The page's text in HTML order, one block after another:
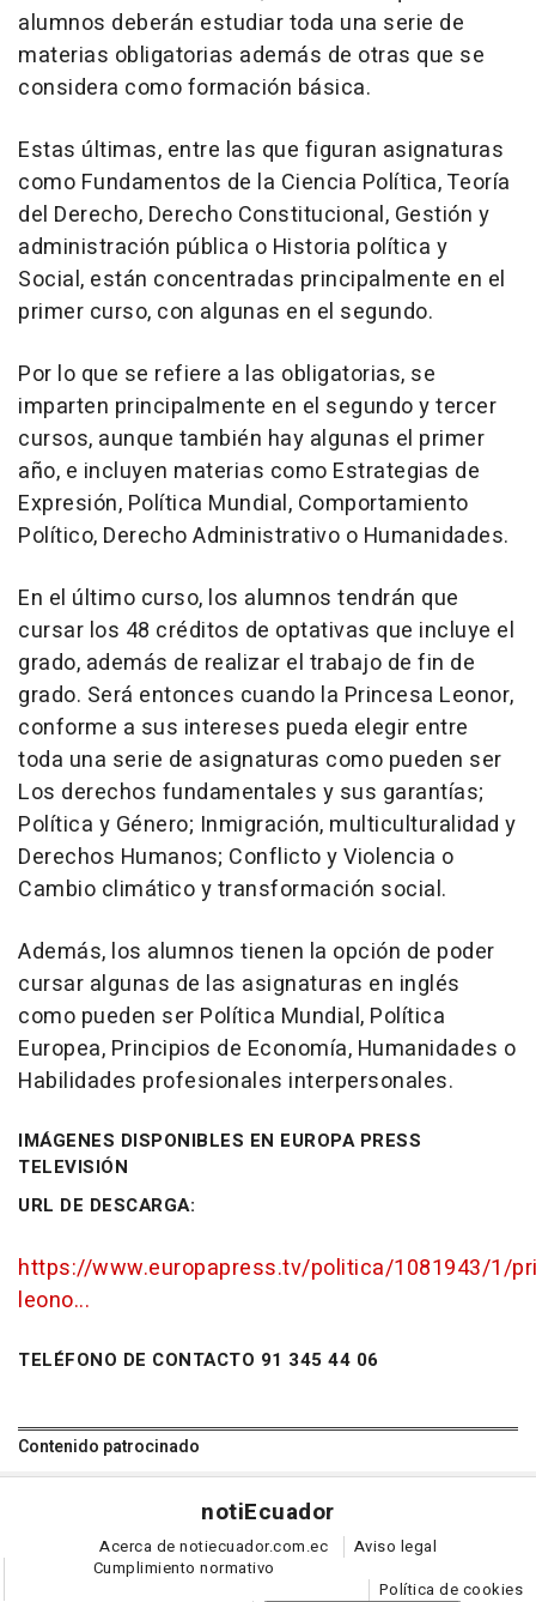
alumnos deberán estudiar toda una serie de
materias obligatorias además de otras que se
considera como formación básica.
Estas últimas, entre las que figuran asignaturas
como Fundamentos de la Ciencia Política, Teoría
del Derecho, Derecho Constitucional, Gestión y
administración pública o Historia política y
Social, están concentradas principalmente en el
primer curso, con algunas en el segundo.
Por lo que se refiere a las obligatorias, se
imparten principalmente en el segundo y tercer
cursos, aunque también hay algunas el primer
año, e incluyen materias como Estrategias de
Expresión, Política Mundial, Comportamiento
Político, Derecho Administrativo o Humanidades.
En el último curso, los alumnos tendrán que
cursar los 48 créditos de optativas que incluye el
grado, además de realizar el trabajo de fin de
grado. Será entonces cuando la Princesa Leonor,
conforme a sus intereses pueda elegir entre
toda una serie de asignaturas como pueden ser
Los derechos fundamentales y sus garantías;
Política y Género; Inmigración, multiculturalidad y
Derechos Humanos; Conflicto y Violencia o
Cambio climático y transformación social.
Además, los alumnos tienen la opción de poder
cursar algunas de las asignaturas en inglés
como pueden ser Política Mundial, Política
Europea, Principios de Economía, Humanidades o
Habilidades profesionales interpersonales.
IMÁGENES DISPONIBLES EN EUROPA PRESS
TELEVISIÓN
URL DE DESCARGA:
https://www.europapress.tv/politica/1081943/1/
leono...
TELÉFONO DE CONTACTO 91 345 44 06
Contenido patrocinado
notiEcuador
Acerca de notiecuador.com.ec
Aviso legal
Cumplimiento normativo
Política de cookies